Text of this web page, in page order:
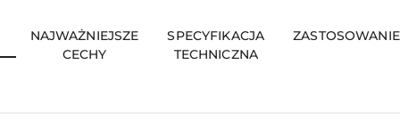
NAJWAŻNIEJSZE
CECHY
SPECYFIKACJA
TECHNICZNA
ZASTOSOWANIE